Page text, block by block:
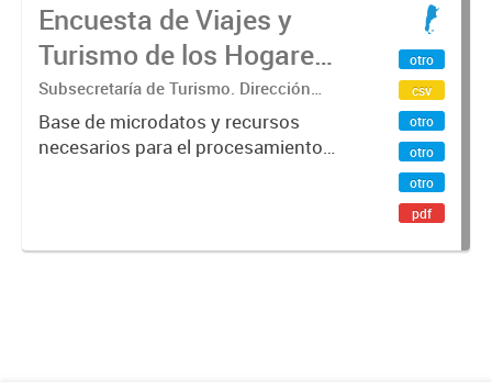
Encuesta de Viajes y
Turismo de los Hogares
(EVyTH) - Microdatos
Subsecretaría de Turismo. Dirección
Nacional de Mercados y Estadística
Base de microdatos y recursos
necesarios para el procesamiento
otro
csv
otro
otro
otro
pdf